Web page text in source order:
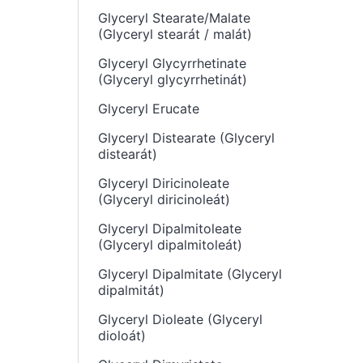
Glyceryl Stearate/Malate
(Glyceryl stearát / malát)
Glyceryl Glycyrrhetinate
(Glyceryl glycyrrhetinát)
Glyceryl Erucate
Glyceryl Distearate (Glyceryl
distearát)
Glyceryl Diricinoleate
(Glyceryl diricinoleát)
Glyceryl Dipalmitoleate
(Glyceryl dipalmitoleát)
Glyceryl Dipalmitate (Glyceryl
dipalmitát)
Glyceryl Dioleate (Glyceryl
dioloát)